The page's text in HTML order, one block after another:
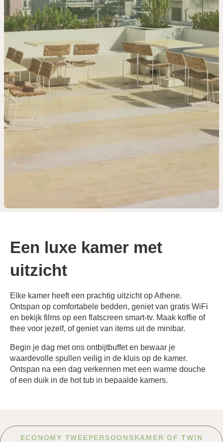
Een luxe kamer met
uitzicht
Elke kamer heeft een prachtig uitzicht op Athene.
Ontspan op comfortabele bedden, geniet van gratis WiFi
en bekijk films op een flatscreen smart-tv. Maak koffie of
thee voor jezelf, of geniet van items uit de minibar.
Begin je dag met ons ontbijtbuffet en bewaar je
waardevolle spullen veilig in de kluis op de kamer.
Ontspan na een dag verkennen met een warme douche
of een duik in de hot tub in bepaalde kamers.
ECONOMY TWEEPERSOONSKAMER OF TWIN